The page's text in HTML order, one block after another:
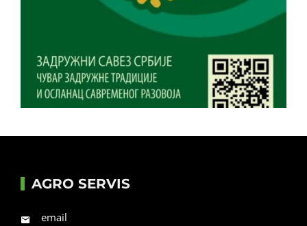
AGRO SERVIS
email